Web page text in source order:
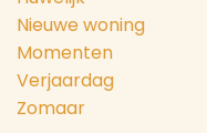
Nieuwe woning
Momenten
Verjaardag
Zomaar